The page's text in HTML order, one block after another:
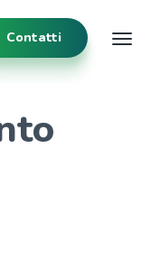
Contatti